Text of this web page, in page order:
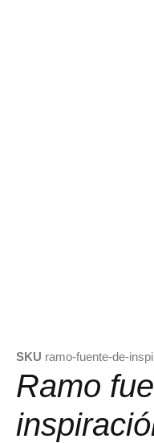
SKU ramo-fuente-de-
Ramo